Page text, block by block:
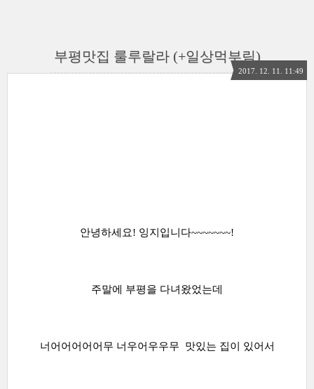
부평맛집 룰루랄라 (+일상먹부림)
2017. 12. 11. 11:49
안녕하세요! 잉지입니다~~~~~~~!
주말에 부평을 다녀왔었는데
너어어어어어무 너우어우우무 맛있는 집이 있어서